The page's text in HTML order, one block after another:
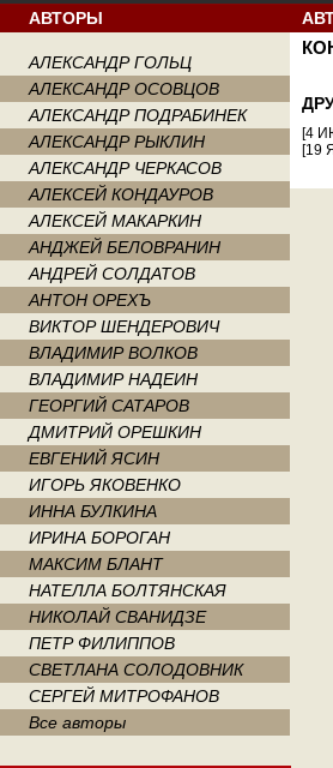
АВТОРЫ
АЛЕКСАНДР ГОЛЬЦ
АЛЕКСАНДР ОСОВЦОВ
АЛЕКСАНДР ПОДРАБИНЕК
АЛЕКСАНДР РЫКЛИН
АЛЕКСАНДР ЧЕРКАСОВ
АЛЕКСЕЙ КОНДАУРОВ
АЛЕКСЕЙ МАКАРКИН
АНДЖЕЙ БЕЛОВРАНИН
АНДРЕЙ СОЛДАТОВ
АНТОН ОРЕХЪ
ВИКТОР ШЕНДЕРОВИЧ
ВЛАДИМИР ВОЛКОВ
ВЛАДИМИР НАДЕИН
ГЕОРГИЙ САТАРОВ
ДМИТРИЙ ОРЕШКИН
ЕВГЕНИЙ ЯСИН
ИГОРЬ ЯКОВЕНКО
ИННА БУЛКИНА
ИРИНА БОРОГАН
МАКСИМ БЛАНТ
НАТЕЛЛА БОЛТЯНСКАЯ
НИКОЛАЙ СВАНИДЗЕ
ПЕТР ФИЛИППОВ
СВЕТЛАНА СОЛОДОВНИК
СЕРГЕЙ МИТРОФАНОВ
Все авторы
[4
[19